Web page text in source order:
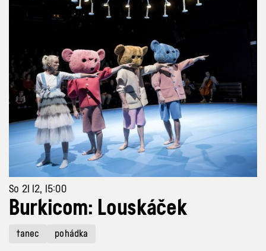
So 21 12, 15:00
Burkicom: Louskáček
tanec pohádka